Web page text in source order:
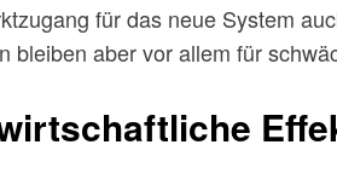
für das neue System
bleiben aber vor allem für